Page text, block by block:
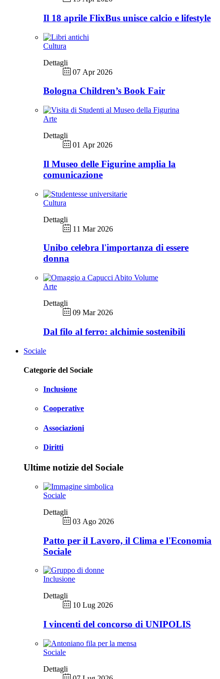
Il 18 aprile FlixBus unisce calcio e lifestyle
Cultura
Dettagli
07 Apr 2026
Bologna Children’s Book Fair
Arte
Dettagli
01 Apr 2026
Il Museo delle Figurine amplia la
comunicazione
Cultura
Dettagli
11 Mar 2026
Unibo celebra l'importanza di essere
donna
Arte
Dettagli
09 Mar 2026
Dal filo al ferro: alchimie sostenibili
Sociale
Categorie del Sociale
Inclusione
Cooperative
Associazioni
Diritti
Ultime notizie del Sociale
Sociale
Dettagli
03 Ago 2026
Patto per il Lavoro, il Clima e l'Economia
Sociale
Inclusione
Dettagli
10 Lug 2026
I vincenti del concorso di UNIPOLIS
Sociale
Dettagli